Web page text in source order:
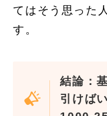
てはそう思った
す。
結論：
引けば